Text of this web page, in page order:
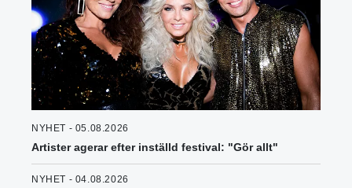
NYHET - 05.08.2026
Artister agerar efter inställd festival: "Gör allt"
NYHET - 04.08.2026